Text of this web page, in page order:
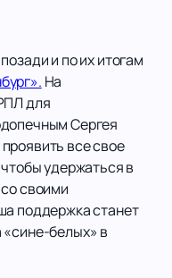
и по их итогам
На
для
Сергея
все свое
удержаться в
своими
поддержка станет
белых» в